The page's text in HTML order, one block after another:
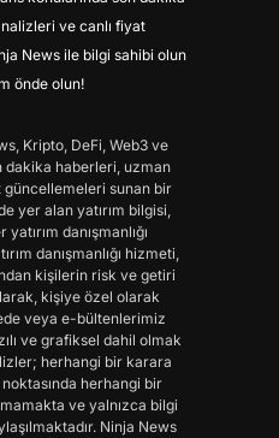
ve canlı fiyat
News ile bilgi sahibi olun
önde olun!
Kripto, DeFi, Web3 ve
dakika haberleri, uzman
sunan bir
yer alan yatırım bilgisi,
danışmanlığı
danışmanlığı hizmeti,
kişilerin risk ve getiri
kişiye özel olarak
veya e-bültenlerimiz
ve grafiksel dahil olmak
herhangi bir karara
herhangi bir
ve yalnızca bilgi
Ninja News